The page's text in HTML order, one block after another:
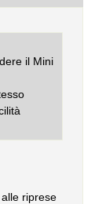
il Mini
riprese